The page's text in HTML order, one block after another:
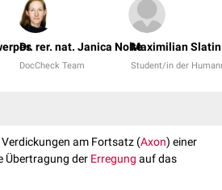
Dr. rer. nat. Janica Nolte
DocCheck Team
Maximilian Slatin
Student/in der
am Fortsatz (Axon) einer
Übertragung der Erregung auf das